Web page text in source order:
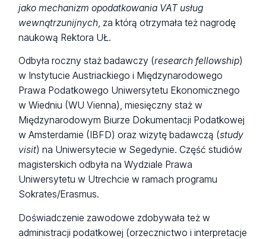
jako mechanizm opodatkowania VAT usług
wewnątrzunijnych, za którą otrzymała też nagrodę
naukową Rektora UŁ.
Odbyła roczny staż badawczy (research fellowship)
w Instytucie Austriackiego i Międzynarodowego
Prawa Podatkowego Uniwersytetu Ekonomicznego
w Wiedniu (WU Vienna), miesięczny staż w
Międzynarodowym Biurze Dokumentacji Podatkowej
w Amsterdamie (IBFD) oraz wizytę badawczą (study
visit) na Uniwersytecie w Segedynie. Część studiów
magisterskich odbyła na Wydziale Prawa
Uniwersytetu w Utrechcie w ramach programu
Sokrates/Erasmus.
Doświadczenie zawodowe zdobywała też w
administracji podatkowej (orzecznictwo i interpretacje